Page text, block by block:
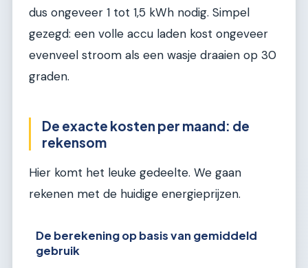
dus ongeveer 1 tot 1,5 kWh nodig. Simpel
gezegd: een volle accu laden kost ongeveer
evenveel stroom als een wasje draaien op 30
graden.
De exacte kosten per maand: de
rekensom
Hier komt het leuke gedeelte. We gaan
rekenen met de huidige energieprijzen.
De berekening op basis van gemiddeld
gebruik